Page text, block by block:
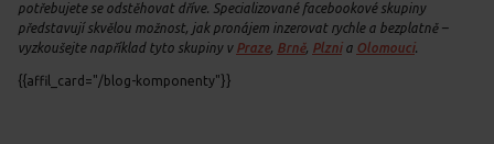
potřebujete se odstěhovat dříve. Specializované facebookové skupiny
představují skvělou možnost, jak pronájem inzerovat rychle a bezplatně –
vyzkoušejte například tyto skupiny v Praze, Brně, Plznia Olomouci.
{{affil_card="/blog-komponenty"}}